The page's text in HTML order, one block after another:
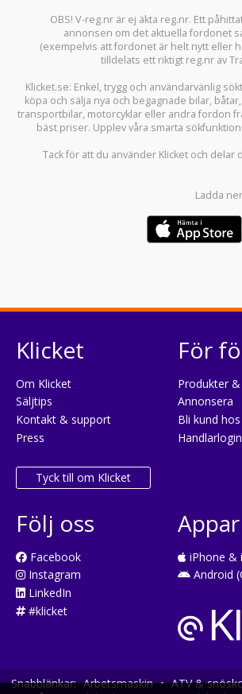
OBS! V-reg.nr är ej äkta reg.nr. Ett
annonsen om det aktuella fordonet
(exempelvis att fordonet är helt nytt eller
tilldelats ett riktigt reg.nr av
Klicket.se: Enkel, trygg och användarvänlig
köpa och sälja nya och begagnade bilar, båtar,
transportbilar, motorcyklar eller andra fordon
bäst priser. Upplev våra smarta
Tack för att du använder Klicket och delar
Ladda ner
Klicket
Om Klicket
Säljtips
Kontakt & support
Press
Tyck till om Klicket
För
Produkter
Annonsera
Bli kund
Handlarlogin
Följ oss
Facebook
Instagram
LinkedIn
#klicket
Appar
iPhone &
Android
Snabblänkar: Arbetsmaskin • ATV &